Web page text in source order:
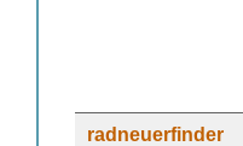
radneuerfinder